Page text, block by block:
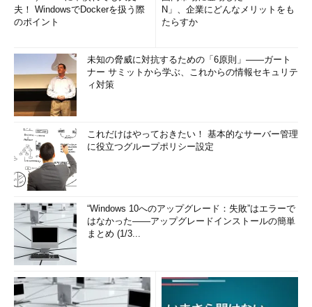
夫！ WindowsでDockerを扱う際
のポイント
N」、企業にどんなメリットをも
たらすか
未知の脅威に対抗するための「6原則」――ガート
ナー サミットから学ぶ、これからの情報セキュリテ
ィ対策
これだけはやっておきたい！ 基本的なサーバー管理
に役立つグループポリシー設定
“Windows 10へのアップグレード：失敗”はエラーで
はなかった――アップグレードインストールの簡単
まとめ (1/3...